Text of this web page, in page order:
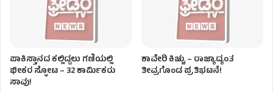
ಪಾಕಿಸ್ತಾನದ ಕಲ್ಲಿದ್ದಲು ಗಣಿಯಲ್ಲಿ
ಭೀಕರ ಸ್ಫೋಟ – 32 ಕಾರ್ಮಿಕರು
ಸಾವು!
ಕಾವೇರಿ ಕಿಚ್ಚು – ರಾಜ್ಯಾದ್ಯಂತ
ತೀವ್ರಗೊಂಡ ಪ್ರತಿಭಟನೆ!